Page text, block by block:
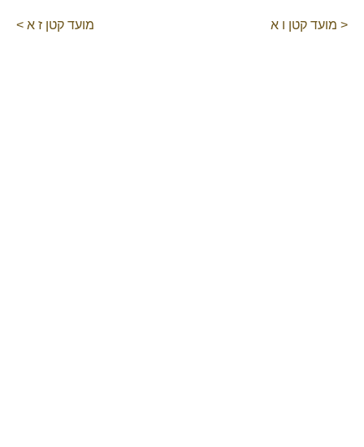
< מועד קטן ו א מועד קטן ז א >